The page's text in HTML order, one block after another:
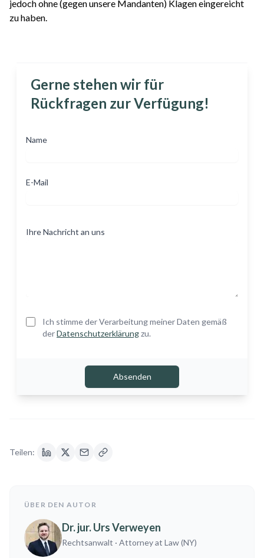
jedoch ohne (gegen unsere Mandanten) Klagen eingereicht
zu haben.
Gerne stehen wir für
Rückfragen zur Verfügung!
Name
E-Mail
Ihre Nachricht an uns
Ich stimme der Verarbeitung meiner Daten gemäß
derDatenschutzerklärungzu.
Absenden
Teilen:
ÜBER DEN AUTOR
Dr. jur. Urs Verweyen
Rechtsanwalt · Attorney at Law (NY)